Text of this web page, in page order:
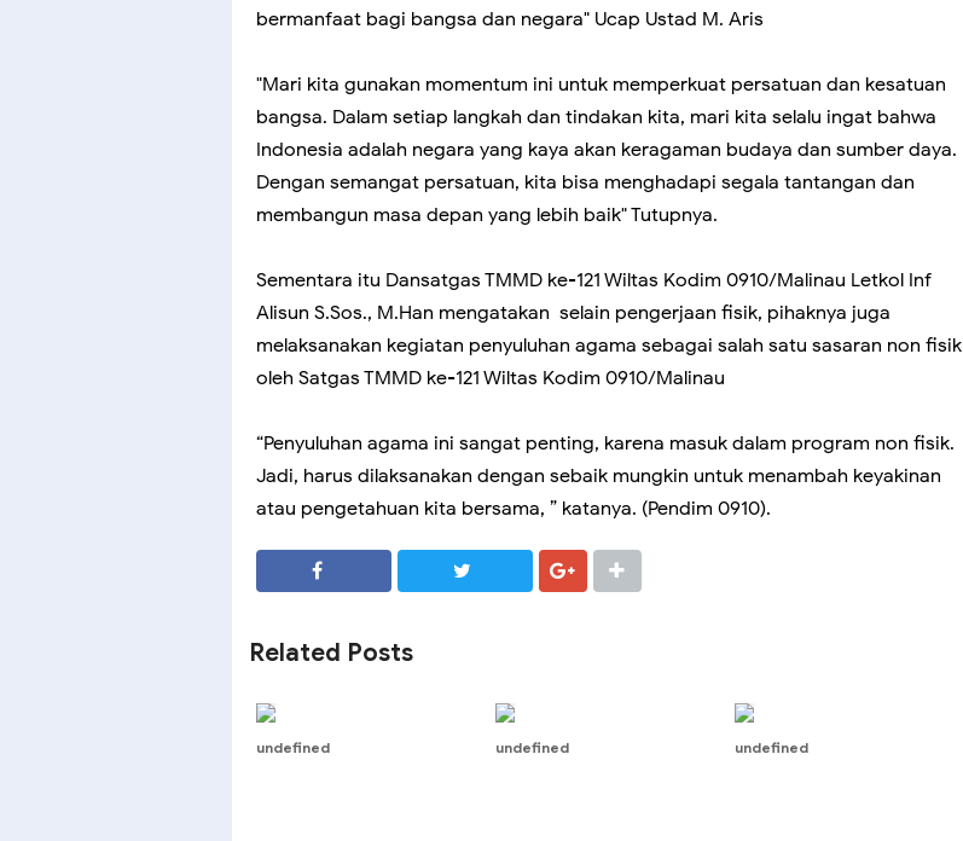
bermanfaat bagi bangsa dan negara" Ucap Ustad M. Aris
"Mari kita gunakan momentum ini untuk memperkuat persatuan dan kesatuan
bangsa. Dalam setiap langkah dan tindakan kita, mari kita selalu ingat bahwa
Indonesia adalah negara yang kaya akan keragaman budaya dan sumber daya.
Dengan semangat persatuan, kita bisa menghadapi segala tantangan dan
membangun masa depan yang lebih baik" Tutupnya.
Sementara itu Dansatgas TMMD ke-121 Wiltas Kodim 0910/Malinau Letkol Inf
Alisun S.Sos., M.Han mengatakan selain pengerjaan fisik, pihaknya juga
melaksanakan kegiatan penyuluhan agama sebagai salah satu sasaran non fisik
oleh Satgas TMMD ke-121 Wiltas Kodim 0910/Malinau
“Penyuluhan agama ini sangat penting, karena masuk dalam program non fisik.
Jadi, harus dilaksanakan dengan sebaik mungkin untuk menambah keyakinan
atau pengetahuan kita bersama, ” katanya. (Pendim 0910).
Related Posts
undefined undefined undefined